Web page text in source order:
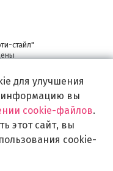
стайл"
и принадлежностей для
Вашего образа и стиля.
для улучшения
информацию вы
cookie-файлов.
этот сайт, вы
cookie-